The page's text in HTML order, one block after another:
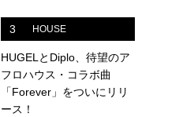
3 HOUSE
HUGELとDiplo、待望のア
フロハウス・コラボ曲
「Forever」をついにリリ
ース！